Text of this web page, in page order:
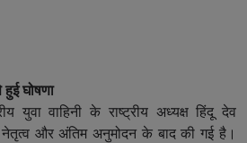
हुई घोषणा
युवा वाहिनी के राष्ट्रीय अध्यक्ष हिंदू देव
और अंतिम अनुमोदन के बाद की गई है।